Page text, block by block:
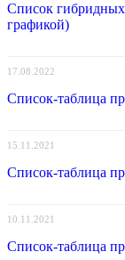
Список
графикой)
17.08.2022
Список-таблица
15.11.2021
Список-таблица
10.11.2021
Список-таблица